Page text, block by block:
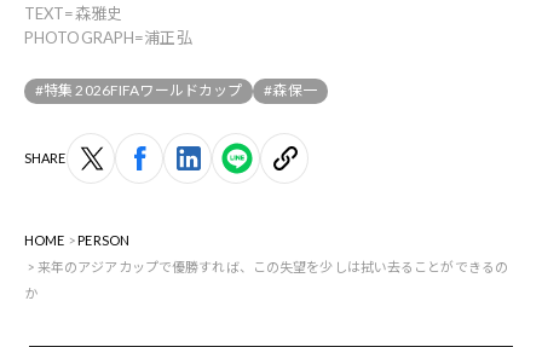
TEXT=森雅史
PHOTOGRAPH=浦正弘
#特集 2026FIFAワールドカップ #森保一
SHARE
HOME
PERSON
来年のアジアカップで優勝すれば、この失望を少しは拭い去ることができるの
か